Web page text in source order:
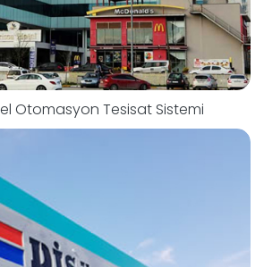
Otomasyon Tesisat Sistemi